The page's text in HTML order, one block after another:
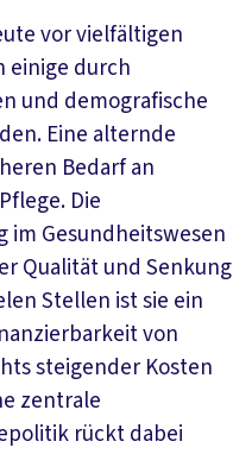
vor vielfältigen
einige durch
und demografische
Eine alternde
Bedarf an
Die
Gesundheitswesen
Qualität und Senkung
Stellen ist sie ein
von
steigender Kosten
zentrale
rückt dabei